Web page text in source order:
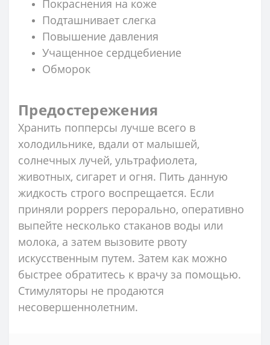
Покраснения на коже
Подташнивает слегка
Повышение давления
Учащенное сердцебиение
Обморок
Предостережения
Хранить попперсы лучше всего в
холодильнике, вдали от малышей,
солнечных лучей, ультрафиолета,
животных, сигарет и огня. Пить данную
жидкость строго воспрещается. Если
приняли poppers перорально, оперативно
выпейте несколько стаканов воды или
молока, а затем вызовите рвоту
искусственным путем. Затем как можно
быстрее обратитесь к врачу за помощью.
Стимуляторы не продаются
несовершеннолетним.